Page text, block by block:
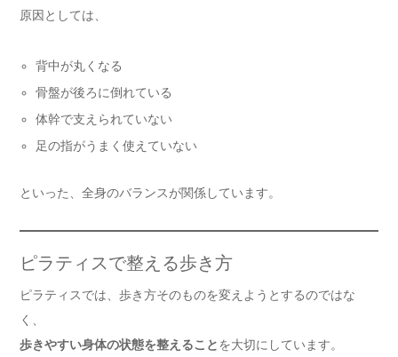
原因としては、
背中が丸くなる
骨盤が後ろに倒れている
体幹で支えられていない
足の指がうまく使えていない
といった、全身のバランスが関係しています。
ピラティスで整える歩き方
ピラティスでは、歩き方そのものを変えようとするのではな
く、
歩きやすい身体の状態を整えることを大切にしています。